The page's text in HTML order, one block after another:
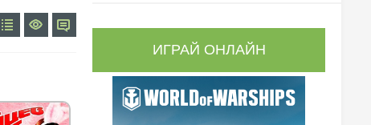
ИГРАЙ ОНЛАЙН